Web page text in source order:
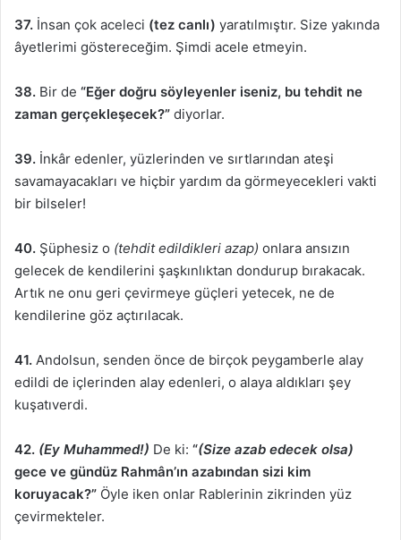
37. İnsan çok aceleci (tez canlı) yaratılmıştır. Size yakında
âyetlerimi göstereceğim. Şimdi acele etmeyin.
38. Bir de “Eğer doğru söyleyenler iseniz, bu tehdit ne
zaman gerçekleşecek?” diyorlar.
39. İnkâr edenler, yüzlerinden ve sırtlarından ateşi
savamayacakları ve hiçbir yardım da görmeyecekleri vakti
bir bilseler!
40. Şüphesiz o (tehdit edildikleri azap) onlara ansızın
gelecek de kendilerini şaşkınlıktan dondurup bırakacak.
Artık ne onu geri çevirmeye güçleri yetecek, ne de
kendilerine göz açtırılacak.
41. Andolsun, senden önce de birçok peygamberle alay
edildi de içlerinden alay edenleri, o alaya aldıkları şey
kuşatıverdi.
42. (Ey Muhammed!) De ki: “(Size azab edecek olsa)
gece ve gündüz Rahmân’ın azabından sizi kim
koruyacak?” Öyle iken onlar Rablerinin zikrinden yüz
çevirmekteler.